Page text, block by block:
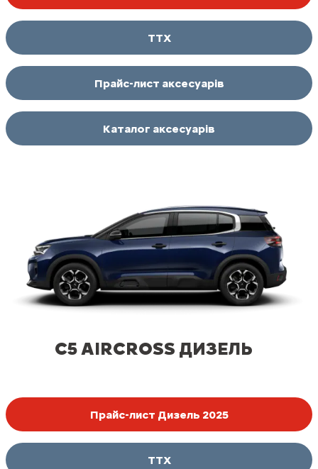
ТТХ
Прайс-лист аксесуарів
Каталог аксесуарів
C5 AIRCROSS ДИЗЕЛЬ
Прайс-лист Дизель 2025
ТТХ